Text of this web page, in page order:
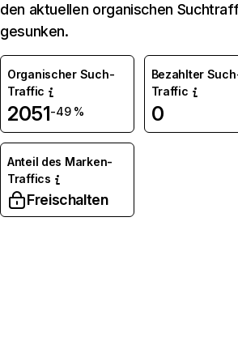
den aktuellen organischen
gesunken.
Organischer Such-
Traffic
2051-49 %
Bezahlter
Traffic
0
Anteil des Marken-
Traffics
Freischalten